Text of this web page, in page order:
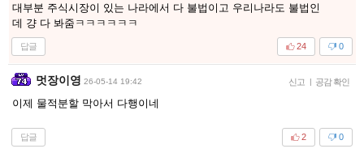
대부분 주식시장이 있는 나라에서 다 불법이고 우리나라도 불법인
데 걍 다 봐줌ㅋㅋㅋㅋㅋㅋ
답글 0
24
멋장이영 26-05-14 19:42 신고 | 공감 확인
이제 물적분할 막아서 다행이네
답글 0
2